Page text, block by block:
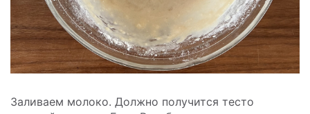
Заливаем молоко. Должно получится тесто